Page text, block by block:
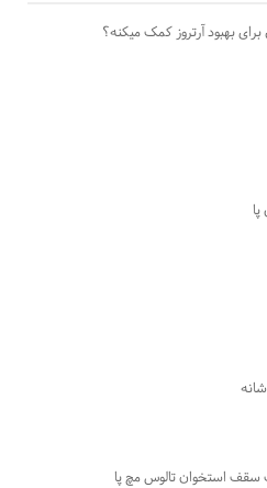
بهبود آرتروز کمک میکنه؟
استخوان تالوس مچ پا